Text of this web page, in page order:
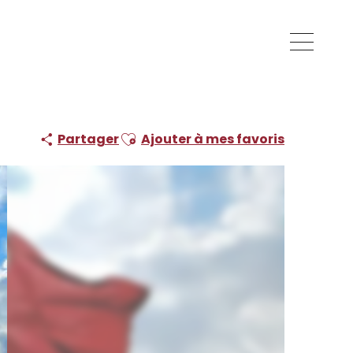
PartagerAjouter aux favoris
Ajouter à mes favoris